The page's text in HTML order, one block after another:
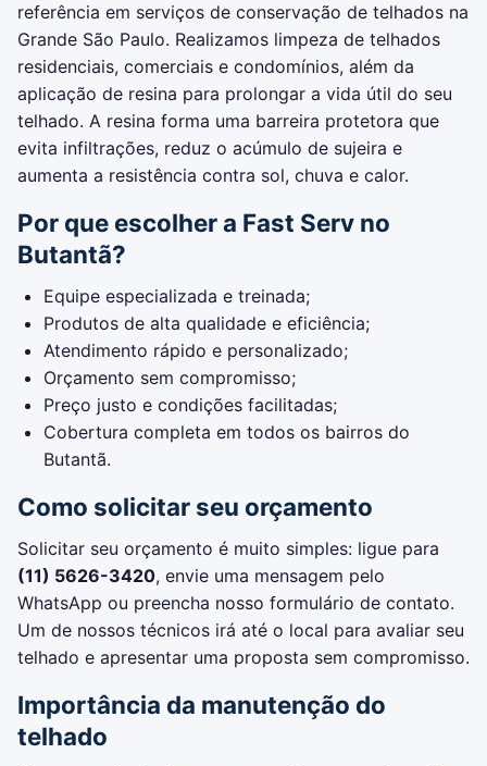
referência em serviços de conservação de telhados na
Grande São Paulo. Realizamos limpeza de telhados
residenciais, comerciais e condomínios, além da
aplicação de resina para prolongar a vida útil do seu
telhado. A resina forma uma barreira protetora que
evita infiltrações, reduz o acúmulo de sujeira e
aumenta a resistência contra sol, chuva e calor.
Por que escolher a Fast Serv no
Butantã?
Equipe especializada e treinada;
Produtos de alta qualidade e eficiência;
Atendimento rápido e personalizado;
Orçamento sem compromisso;
Preço justo e condições facilitadas;
Cobertura completa em todos os bairros do
Butantã.
Como solicitar seu orçamento
Solicitar seu orçamento é muito simples: ligue para
(11) 5626-3420, envie uma mensagem pelo
WhatsApp ou preencha nosso formulário de contato.
Um de nossos técnicos irá até o local para avaliar seu
telhado e apresentar uma proposta sem compromisso.
Importância da manutenção do
telhado